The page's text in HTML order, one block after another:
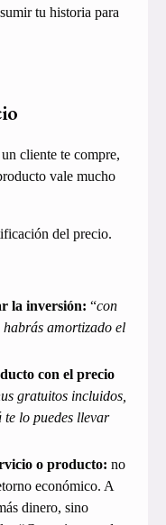
tu historia para
cliente te compre,
vale mucho
del precio.
la inversión: “con
habrás amortizado el
con el precio
gratuitos incluidos,
lo puedes llevar
o producto: no
económico. A
dinero, sino